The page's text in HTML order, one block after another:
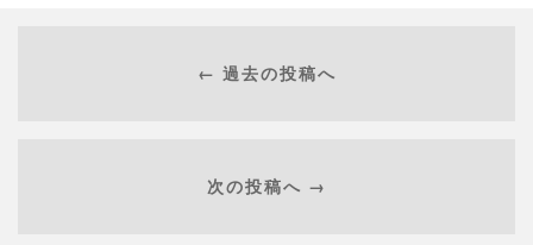
← 過去の投稿へ
次の投稿へ →